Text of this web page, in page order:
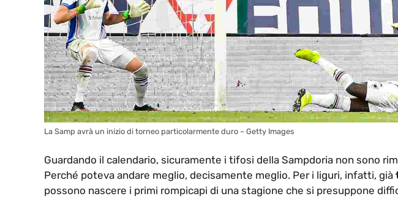
La Samp avrà un inizio di torneo particolarmente duro – Getty Images
Guardando il calendario, sicuramente i tifosi della Sampdoria non sono
Perché poteva andare meglio, decisamente meglio. Per i liguri, infatti, già
possono nascere i primi rompicapi di una stagione che si presuppone